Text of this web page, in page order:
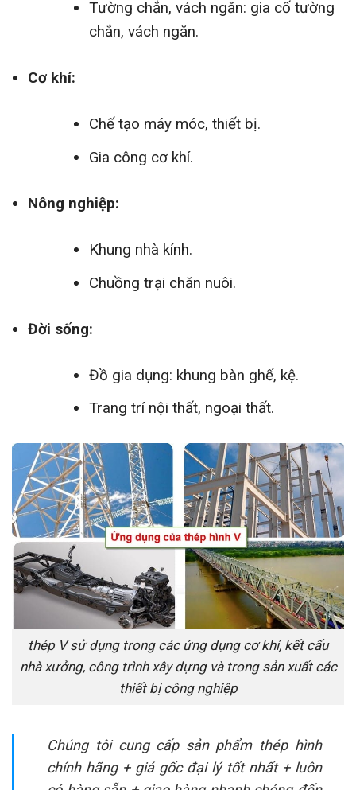
Tường chắn, vách ngăn: gia cố tường
chắn, vách ngăn.
Cơ khí:
Chế tạo máy móc, thiết bị.
Gia công cơ khí.
Nông nghiệp:
Khung nhà kính.
Chuồng trại chăn nuôi.
Đời sống:
Đồ gia dụng: khung bàn ghế, kệ.
Trang trí nội thất, ngoại thất.
thép V sử dụng trong các ứng dụng cơ khí, kết cấu
nhà xưởng, công trình xây dựng và trong sản xuất các
thiết bị công nghiệp
Chúng tôi cung cấp sản phẩm thép hình
chính hãng + giá gốc đại lý tốt nhất + luôn